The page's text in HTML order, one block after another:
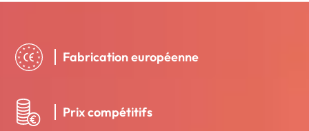
Fabrication européenne
Prix compétitifs